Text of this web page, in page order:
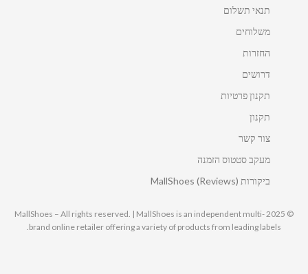
תנאי תשלום
משלוחים
החזרות
דרושים
תקנון פרטיות
תקנון
צור קשר
מעקב סטטוס הזמנה
ביקורות MallShoes (Reviews)
© 2025 MallShoes – All rights reserved. | MallShoes is an independent multi-
brand online retailer offering a variety of products from leading labels.